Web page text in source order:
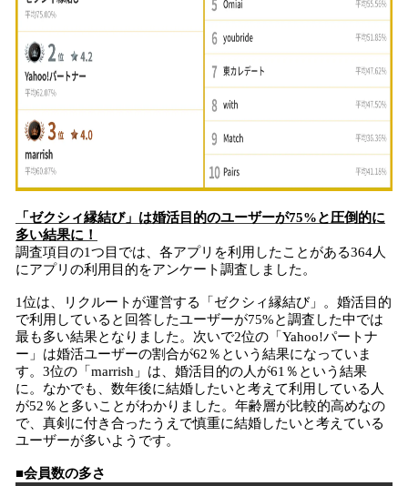
「ゼクシィ縁結び」は婚活目的のユーザーが75%と圧倒的に
多い結果に！
調査項目の1つ目では、各アプリを利用したことがある364人
にアプリの利用目的をアンケート調査しました。
1位は、リクルートが運営する「ゼクシィ縁結び」。婚活目的
で利用していると回答したユーザーが75%と調査した中では
最も多い結果となりました。次いで2位の「Yahoo!パートナ
ー」は婚活ユーザーの割合が62％という結果になっていま
す。3位の「marrish」は、婚活目的の人が61％という結果
に。なかでも、数年後に結婚したいと考えて利用している人
が52％と多いことがわかりました。年齢層が比較的高めなの
で、真剣に付き合ったうえで慎重に結婚したいと考えている
ユーザーが多いようです。
■会員数の多さ